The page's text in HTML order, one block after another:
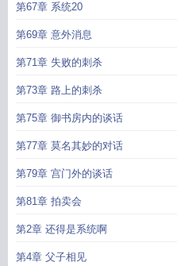
第67章 系统20
第69章 意外消息
第71章 失败的刺杀
第73章 路上的刺杀
第75章 御书房内的谈话
第77章 莫名其妙的对话
第79章 宫门外的谈话
第81章 拍卖会
第2章 还得是系统啊
第4章 父子相见